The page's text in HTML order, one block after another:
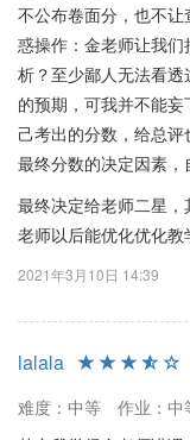
不公布卷面分，也不
惑操作：金老师让我
析？至少鄙人无法看
的预期，可我并不能妄
己考出的分数，给总
最终分数的决定因素
最终决定给老师二星
老师以后能优化优化教
2021年3月10日 14:39
lalala
难度：中等
作业：中